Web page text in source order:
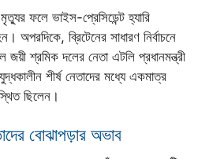
মৃত্যুর ফলে ভাইস-প্রেসিডেন্ট হ্যারি
অপরদিকে, ব্রিটেনের সাধারণ নির্বাচনে
জয়ী শ্রমিক দলের নেতা এটলি প্রধানমন্ত্রী
শীর্ষ নেতাদের মধ্যে একমাত্র
ছিলেন।
বোঝাপড়ার অভাব